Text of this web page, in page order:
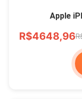
Apple
R$4648,96